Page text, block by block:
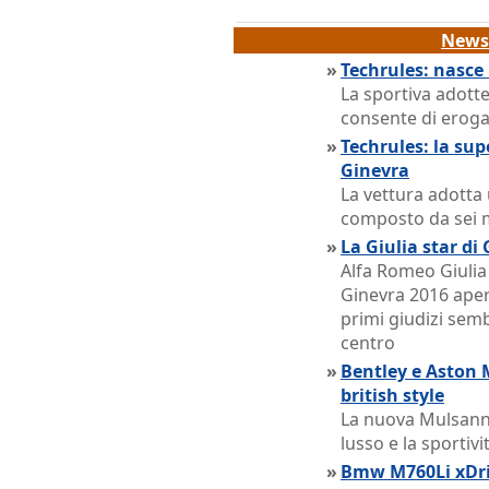
»Techrules:
La sportiva
consente di
»Techrules: la
Ginevra
La vettura adotta
composto da sei
» La Giulia star di
Alfa Romeo
Ginevra 2016
primi giudizi
centro
» Bentley e Aston
british style
La nuova
lusso e la
» Bmw M760Li